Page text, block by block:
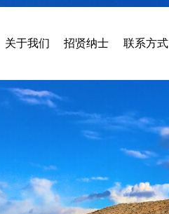
关于我们 招贤纳士 联系方式